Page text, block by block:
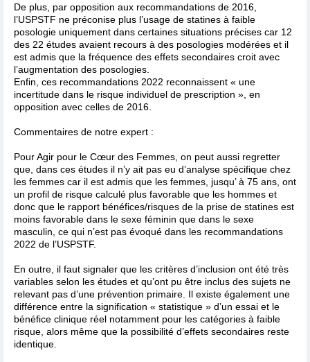
De plus, par opposition aux recommandations de 2016,
l’USPSTF ne préconise plus l’usage de statines à faible
posologie uniquement dans certaines situations précises car 12
des 22 études avaient recours à des posologies modérées et il
est admis que la fréquence des effets secondaires croit avec
l’augmentation des posologies.
Enfin, ces recommandations 2022 reconnaissent « une
incertitude dans le risque individuel de prescription », en
opposition avec celles de 2016.
Commentaires de notre expert :
Pour Agir pour le Cœur des Femmes, on peut aussi regretter
que, dans ces études il n’y ait pas eu d’analyse spécifique chez
les femmes car il est admis que les femmes, jusqu’ à 75 ans, ont
un profil de risque calculé plus favorable que les hommes et
donc que le rapport bénéfices/risques de la prise de statines est
moins favorable dans le sexe féminin que dans le sexe
masculin, ce qui n’est pas évoqué dans les recommandations
2022 de l’USPSTF.
En outre, il faut signaler que les critères d’inclusion ont été très
variables selon les études et qu’ont pu être inclus des sujets ne
relevant pas d’une prévention primaire. Il existe également une
différence entre la signification « statistique » d’un essai et le
bénéfice clinique réel notamment pour les catégories à faible
risque, alors même que la possibilité d’effets secondaires reste
identique.